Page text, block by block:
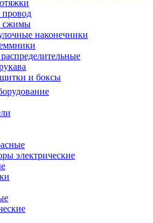
провод
сжимы
наконечники
и боксы
электрические